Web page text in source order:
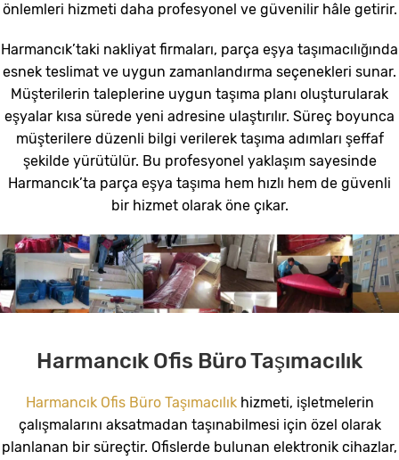
önlemleri hizmeti daha profesyonel ve güvenilir hâle getirir.
Harmancık’taki nakliyat firmaları, parça eşya taşımacılığında
esnek teslimat ve uygun zamanlandırma seçenekleri sunar.
Müşterilerin taleplerine uygun taşıma planı oluşturularak
eşyalar kısa sürede yeni adresine ulaştırılır. Süreç boyunca
müşterilere düzenli bilgi verilerek taşıma adımları şeffaf
şekilde yürütülür. Bu profesyonel yaklaşım sayesinde
Harmancık’ta parça eşya taşıma hem hızlı hem de güvenli
bir hizmet olarak öne çıkar.
Harmancık Ofis Büro Taşımacılık
Harmancık Ofis Büro Taşımacılık hizmeti, işletmelerin
çalışmalarını aksatmadan taşınabilmesi için özel olarak
planlanan bir süreçtir. Ofislerde bulunan elektronik cihazlar,